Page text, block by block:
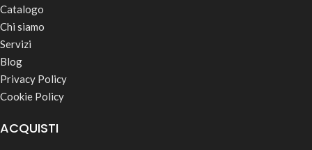
Catalogo
Chi siamo
Servizi
Blog
Privacy Policy
Cookie Policy
ACQUISTI